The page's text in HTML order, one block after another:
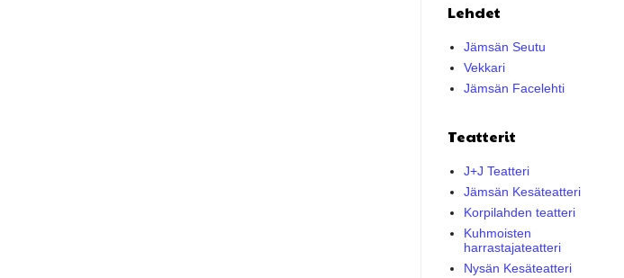
Lehdet
Jämsän Seutu
Vekkari
Jämsän Facelehti
Teatterit
J+J Teatteri
Jämsän Kesäteatteri
Korpilahden teatteri
Kuhmoisten
harrastajateatteri
Nysän Kesäteatteri